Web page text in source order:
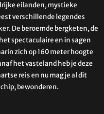
eilanden, mystieke
verschillende legendes
De beroemde bergketen, de
spectaculaire en in sagen
zich op 160 meter hoogte
het vasteland heb je deze
reis en nu mag je al dit
bewonderen.